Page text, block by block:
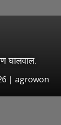
घालवाल.
| agrowon